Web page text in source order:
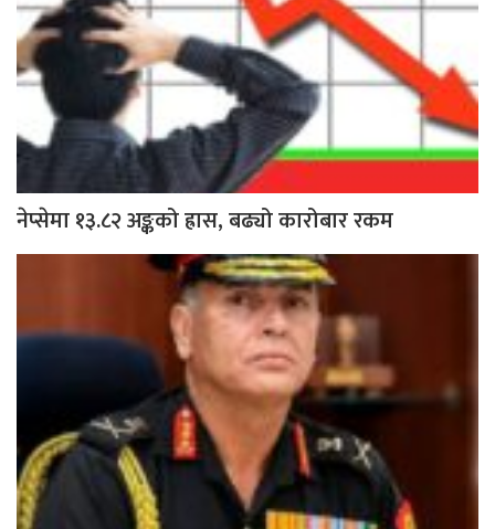
नेप्सेमा १३.८२ अङ्कको ह्रास, बढ्यो कारोबार रकम